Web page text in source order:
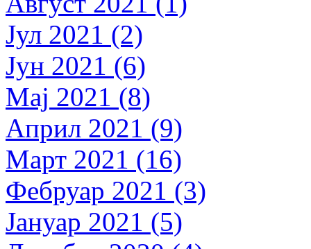
Јул 2021 (2)
Јун 2021 (6)
Мај 2021 (8)
Април 2021 (9)
Март 2021 (16)
Фебруар 2021 (3)
Јануар 2021 (5)